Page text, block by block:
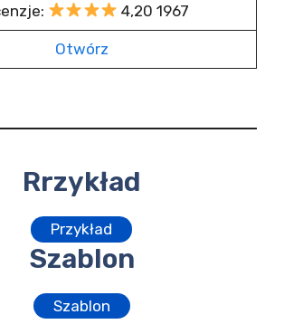
4,20 1967
Otwórz
Rrzykład
Przykład
Szablon
Szablon